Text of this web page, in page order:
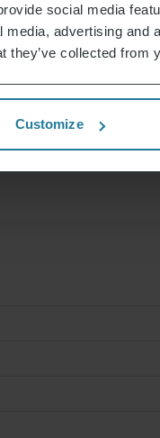
social media
advertising and
they’ve collected from
Customize